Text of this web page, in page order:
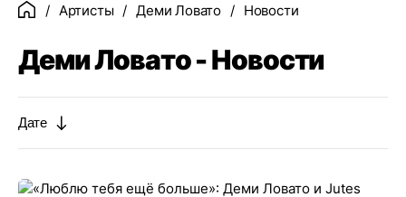
ГлавнаяАртисты Деми Ловато Новости
Деми Ловато - Новости
Дате